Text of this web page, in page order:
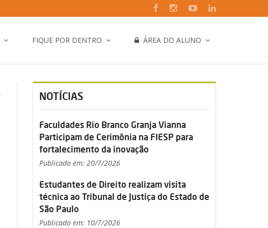
FIQUE POR DENTRO ÁREA DO ALUNO
NOTÍCIAS
Faculdades Rio Branco Granja Vianna
Participam de Cerimônia na FIESP para
fortalecimento da inovação
Publicado em: 20/7/2026
Estudantes de Direito realizam visita
técnica ao Tribunal de Justiça do Estado de
São Paulo
Publicado em: 10/7/2026